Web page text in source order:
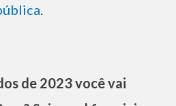
.
de 2023 você vai